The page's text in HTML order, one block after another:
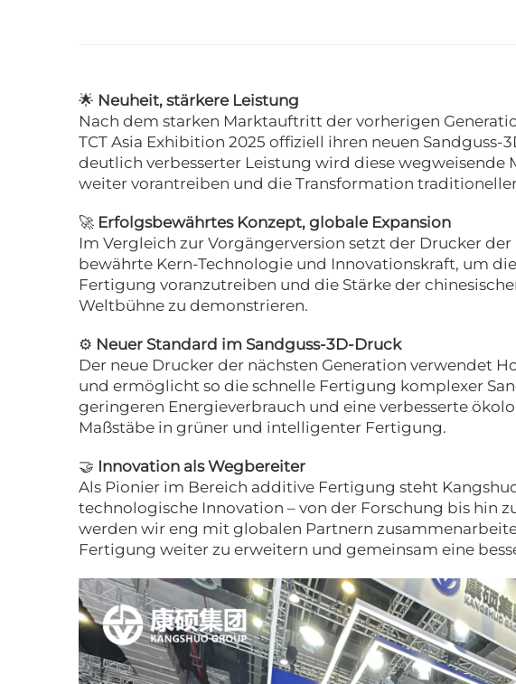
🌟 Neuheit, stärkere Leistung
Nach dem starken Marktauftritt der vorherigen
TCT Asia Exhibition 2025 offiziell ihren neuen
deutlich verbesserter Leistung wird diese
weiter vorantreiben und die Transformation
🚀 Erfolgsbewährtes Konzept, globale Expansion
Im Vergleich zur Vorgängerversion setzt der Drucker
bewährte Kern-Technologie und Innovationskraft, um
Fertigung voranzutreiben und die Stärke der
Weltbühne zu demonstrieren.
⚙️ Neuer Standard im Sandguss-3D-Druck
Der neue Drucker der nächsten Generation verwendet
und ermöglicht so die schnelle Fertigung komplexer
geringeren Energieverbrauch und eine verbesserte
Maßstäbe in grüner und intelligenter Fertigung.
🤝 Innovation als Wegbereiter
Als Pionier im Bereich additive Fertigung steht
technologische Innovation – von der Forschung bis hin
werden wir eng mit globalen Partnern
Fertigung weiter zu erweitern und gemeinsam eine